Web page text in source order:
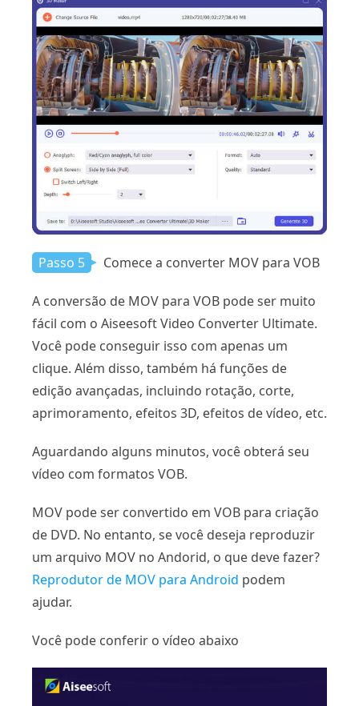
Passo 5 Comece a converter MOV para VOB
A conversão de MOV para VOB pode ser muito
fácil com o Aiseesoft Video Converter Ultimate.
Você pode conseguir isso com apenas um
clique. Além disso, também há funções de
edição avançadas, incluindo rotação, corte,
aprimoramento, efeitos 3D, efeitos de vídeo, etc.
Aguardando alguns minutos, você obterá seu
vídeo com formatos VOB.
MOV pode ser convertido em VOB para criação
de DVD. No entanto, se você deseja reproduzir
um arquivo MOV no Andorid, o que deve fazer?
Reprodutor de MOV para Android podem
ajudar.
Você pode conferir o vídeo abaixo